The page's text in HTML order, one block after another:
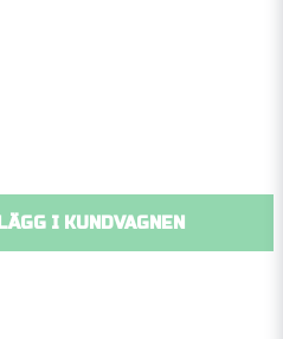
LÄGG I KUNDVAGNEN